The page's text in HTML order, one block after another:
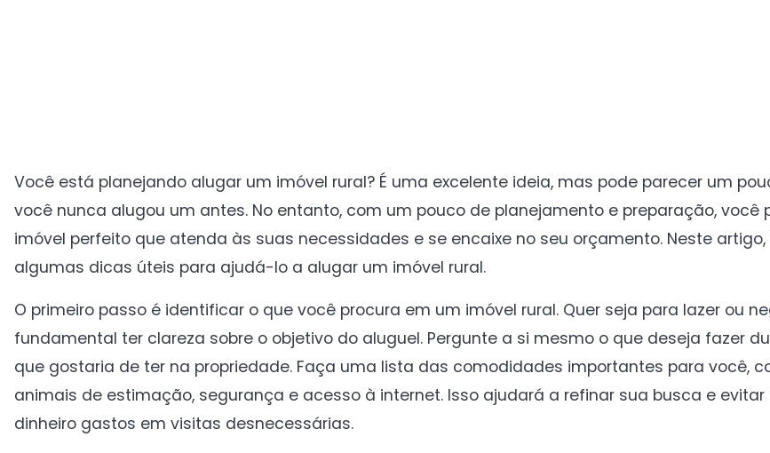
Você está planejando alugar um imóvel rural? É uma excelente ideia, mas pode parecer um
você nunca alugou um antes. No entanto, com um pouco de planejamento e preparação, você
imóvel perfeito que atenda às suas necessidades e se encaixe no seu orçamento. Neste
algumas dicas úteis para ajudá-lo a alugar um imóvel rural.
O primeiro passo é identificar o que você procura em um imóvel rural. Quer seja para lazer ou
fundamental ter clareza sobre o objetivo do aluguel. Pergunte a si mesmo o que deseja fazer
que gostaria de ter na propriedade. Faça uma lista das comodidades importantes para você,
animais de estimação, segurança e acesso à internet. Isso ajudará a refinar sua busca e evitar
dinheiro gastos em visitas desnecessárias.